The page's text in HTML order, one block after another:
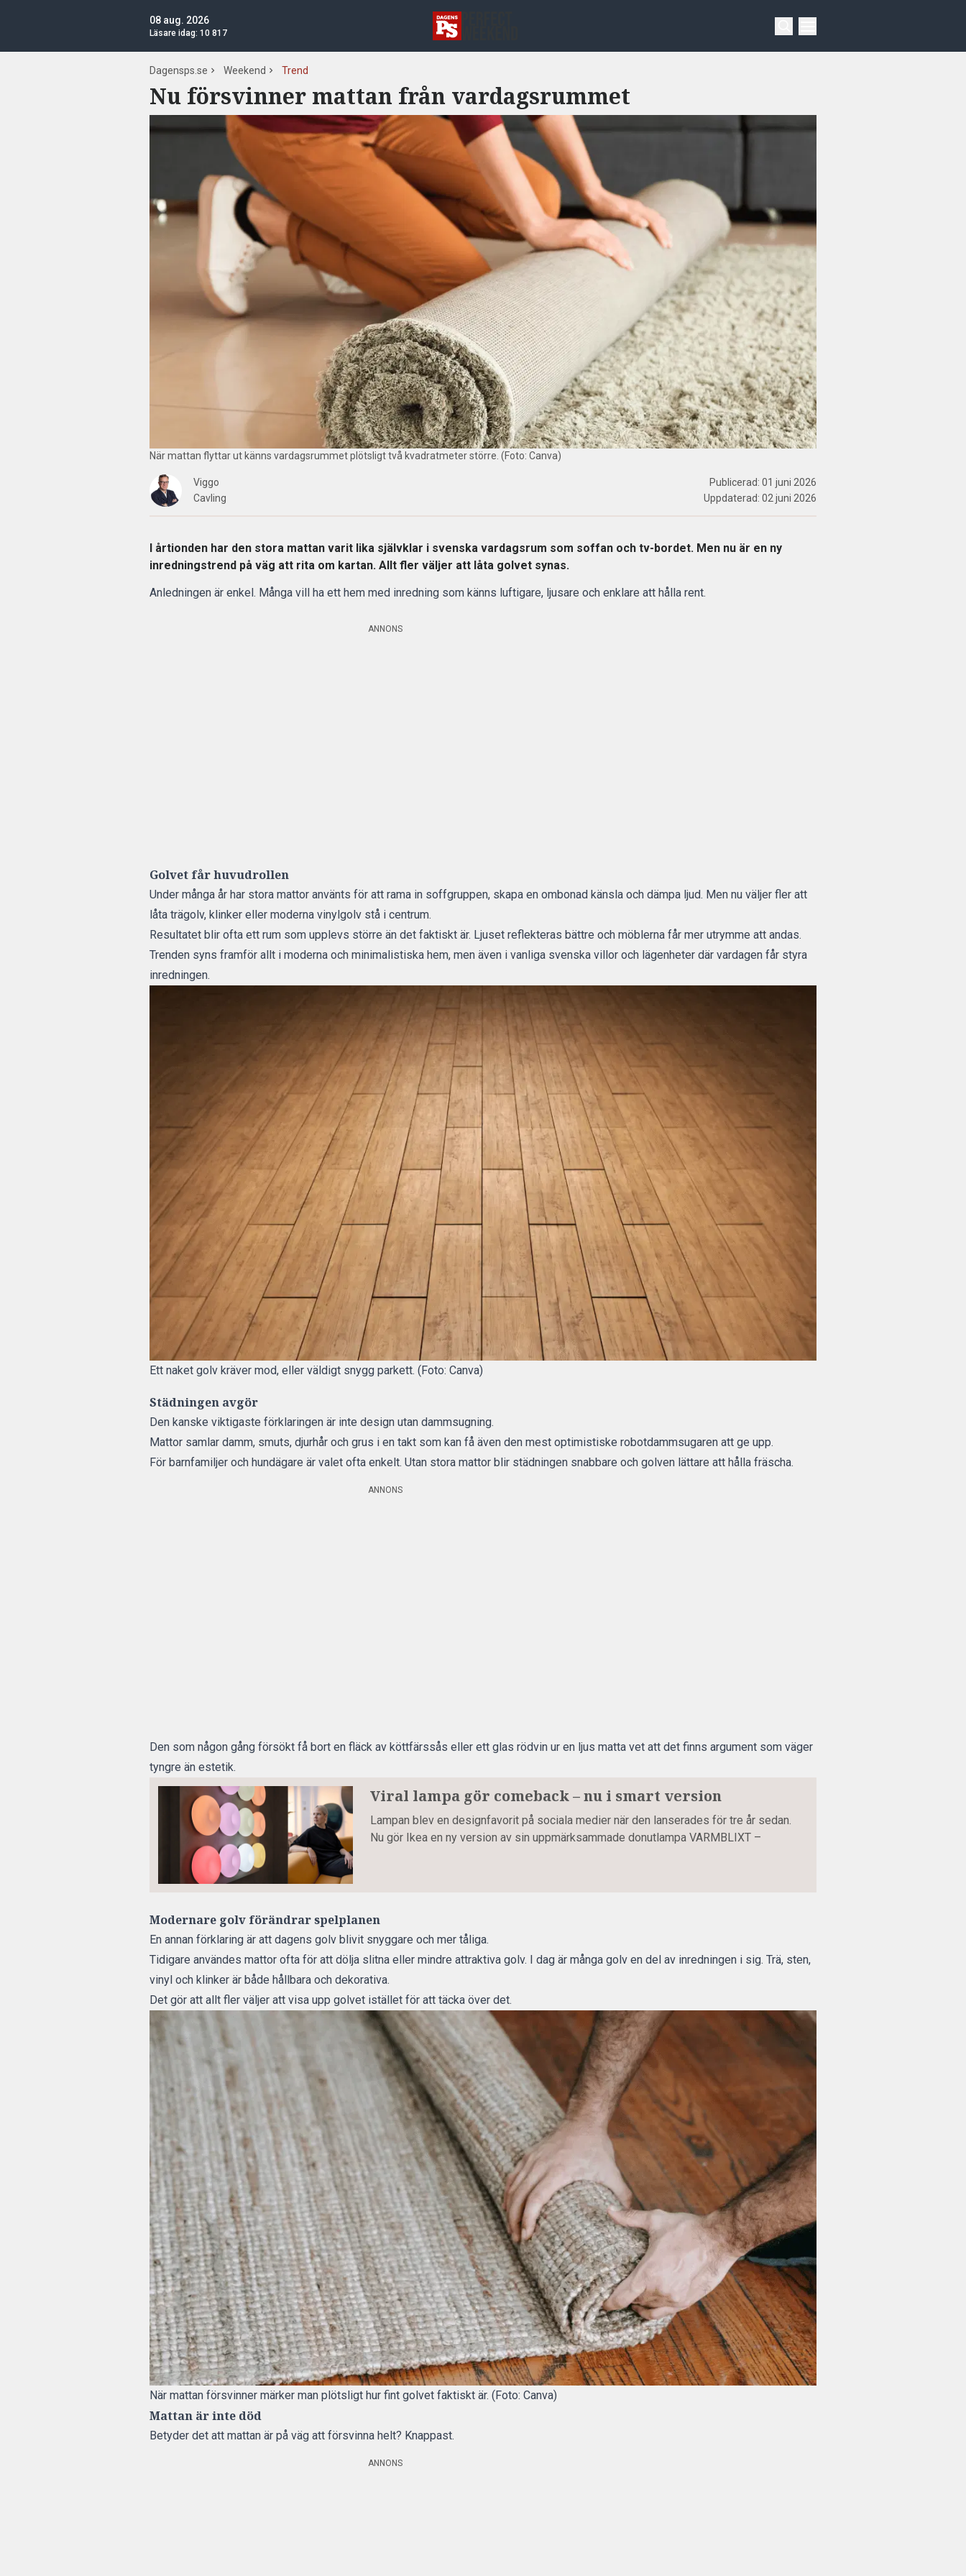
08 aug. 2026
Läsare idag: 10 817
Dagensps.se Weekend Trend
Nu försvinner mattan från vardagsrummet
När mattan flyttar ut känns vardagsrummet plötsligt två kvadratmeter större. (Foto: Canva)
Viggo
Cavling
Publicerad: 01 juni 2026
Uppdaterad: 02 juni 2026
I årtionden har den stora mattan varit lika självklar i svenska vardagsrum som soffan och tv-bordet. Men nu är en ny
inredningstrend på väg att rita om kartan. Allt fler väljer att låta golvet synas.
Anledningen är enkel. Många vill ha ett hem med inredning som känns luftigare, ljusare och enklare att hålla rent.
ANNONS
Golvet får huvudrollen
Under många år har stora mattor använts för att rama in soffgruppen, skapa en ombonad känsla och dämpa ljud. Men nu väljer fler att
låta trägolv, klinker eller moderna vinylgolv stå i centrum.
Resultatet blir ofta ett rum som upplevs större än det faktiskt är. Ljuset reflekteras bättre och möblerna får mer utrymme att andas.
Trenden syns framför allt i moderna och minimalistiska hem, men även i vanliga svenska villor och lägenheter där vardagen får styra
inredningen.
Ett naket golv kräver mod, eller väldigt snygg parkett. (Foto: Canva)
Städningen avgör
Den kanske viktigaste förklaringen är inte design utan dammsugning.
Mattor samlar damm, smuts, djurhår och grus i en takt som kan få även den mest optimistiske robotdammsugaren att ge upp.
För barnfamiljer och hundägare är valet ofta enkelt. Utan stora mattor blir städningen snabbare och golven lättare att hålla fräscha.
ANNONS
Den som någon gång försökt få bort en fläck av köttfärssås eller ett glas rödvin ur en ljus matta vet att det finns argument som väger
tyngre än estetik.
Viral lampa gör comeback – nu i smart version
Lampan blev en designfavorit på sociala medier när den lanserades för tre år sedan.
Nu gör Ikea en ny version av sin uppmärksammade donutlampa VARMBLIXT –
Modernare golv förändrar spelplanen
En annan förklaring är att dagens golv blivit snyggare och mer tåliga.
Tidigare användes mattor ofta för att dölja slitna eller mindre attraktiva golv. I dag är många golv en del av inredningen i sig. Trä, sten,
vinyl och klinker är både hållbara och dekorativa.
Det gör att allt fler väljer att visa upp golvet istället för att täcka över det.
När mattan försvinner märker man plötsligt hur fint golvet faktiskt är. (Foto: Canva)
Mattan är inte död
Betyder det att mattan är på väg att försvinna helt? Knappast.
ANNONS